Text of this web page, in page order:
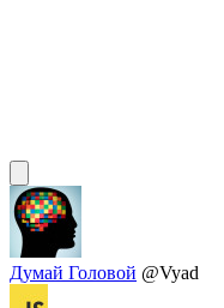
Думай Головой @Vyad